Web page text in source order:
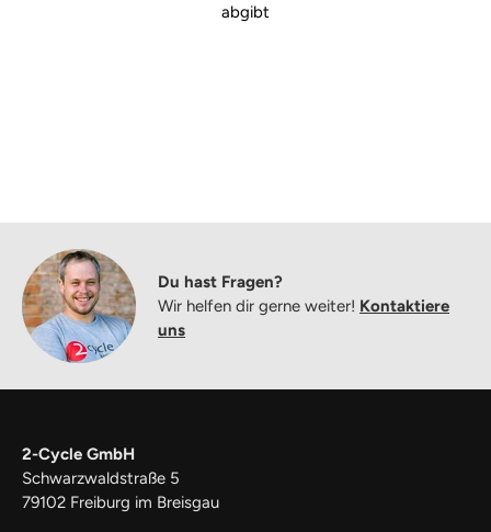
abgibt
Du hast Fragen?
Wir helfen dir gerne weiter! Kontaktiere
uns
2-Cycle GmbH
Schwarzwaldstraße 5
79102 Freiburg im Breisgau